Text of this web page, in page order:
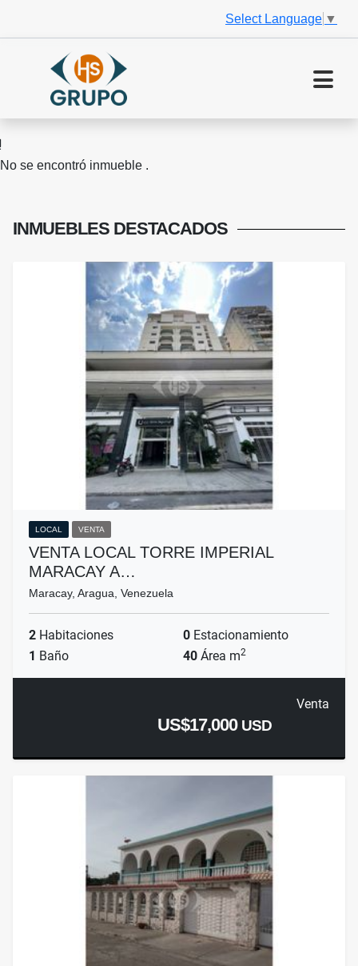
Select Language ▼
No se encontró inmueble .
INMUEBLES DESTACADOS
LOCAL VENTA
VENTA LOCAL TORRE IMPERIAL
MARACAY A…
Maracay, Aragua, Venezuela
2 Habitaciones 0 Estacionamiento
1 Baño 40 Área m2
Venta
US$17,000 USD